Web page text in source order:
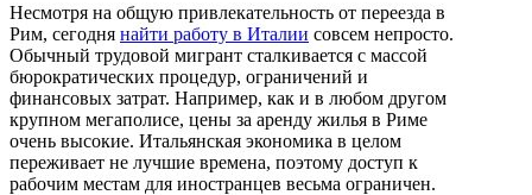
Несмотря на общую привлекательность от переезда в
Рим, сегодня найти работу в Италии совсем непросто.
Обычный трудовой мигрант сталкивается с массой
бюрократических процедур, ограничений и
финансовых затрат. Например, как и в любом другом
крупном мегаполисе, цены за аренду жилья в Риме
очень высокие. Итальянская экономика в целом
переживает не лучшие времена, поэтому доступ к
рабочим местам для иностранцев весьма ограничен.